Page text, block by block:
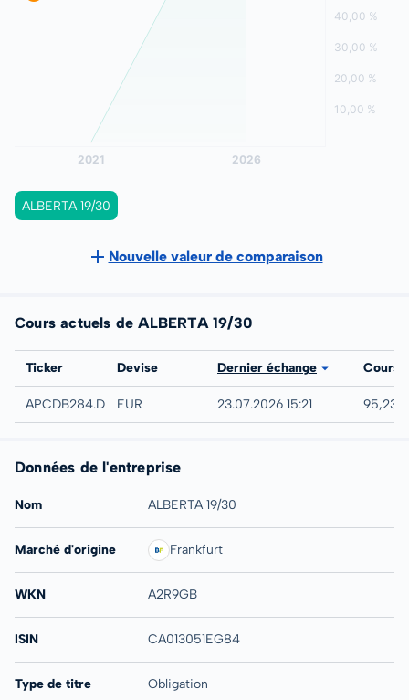
ALBERTA 19/30
Nouvelle valeur de comparaison
Cours actuels de ALBERTA 19/30
Bourse
Ticker Devise Dernier échange Cours
Düsseldorf
APCDB284.DUSBEUR 23.07.2026 15:21 95,23
Données de l'entreprise
Nom ALBERTA 19/30
Marché d'origine Frankfurt
WKN A2R9GB
ISIN CA013051EG84
Type de titre Obligation